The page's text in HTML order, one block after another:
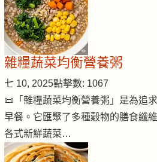
雜糧蔬菜均衡營養粥
七 10, 2025點擊數: 1067
📜「雜糧蔬菜均衡營養粥」是為追
早餐。它匯聚了多種穀物的膳食纖
各式新鮮蔬菜…